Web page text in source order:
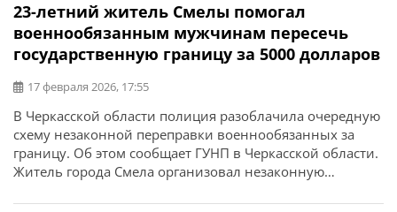
23-летний житель Смелы помогал
военнообязанным мужчинам пересечь
государственную границу за 5000 долларов
17 февраля 2026, 17:55
В Черкасской области полиция разоблачила очередную
схему незаконной переправки военнообязанных за
границу. Об этом сообщает ГУНП в Черкасской области.
Житель города Смела организовал незаконную